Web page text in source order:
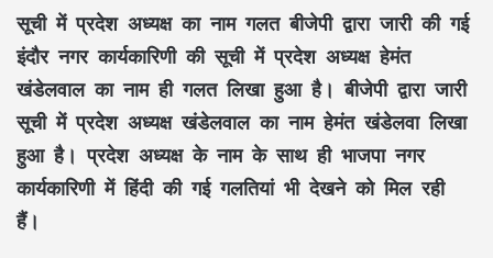
सूची में प्रदेश अध्यक्षका नाम गलत बीजेपी द्वारा जारी की गई
इंदौर नगर कार्यकारिणी की सूची में प्रदेश अध्यक्ष हेमंत
खंडेलवाल का नाम ही गलत लिखा हुआ है। बीजेपी द्वारा जारी
सूची में प्रदेश अध्यक्ष खंडेलवाल का नाम हेमंत खंडेलवा लिखा
हुआ है। प्रदेश अध्यक्ष के नाम के साथ ही भाजपा नगर
कार्यकारिणी में हिंदी की गई गलतियां भी देखने को मिल रही
हैं।